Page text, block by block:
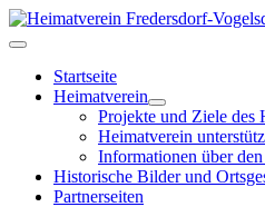
Startseite
Heimatverein
Projekte und Ziele des
Heimatverein
Informationen über
Historische Bilder und
Partnerseiten